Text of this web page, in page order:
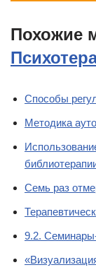
Похожие
Способы
Методика
Семь раз
9.2.